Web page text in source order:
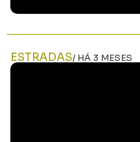
ESTRADAS/ HÁ 3 MESES